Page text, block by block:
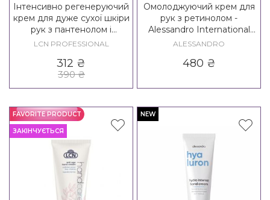
Інтенсивно регенеруючий
крем для дуже сухої шкіри
рук з пантенолом і
бісаболом LCN Reposan
LCN PROFESSIONAL
312 ₴
390₴
Омолоджуючий крем для
рук з ретинолом -
Alessandro International
Retinol Slow Aging Hand
ALESSANDRO
480 ₴
FAVORITE PRODUCT
ЗАКІНЧУЄТЬСЯ
NEW